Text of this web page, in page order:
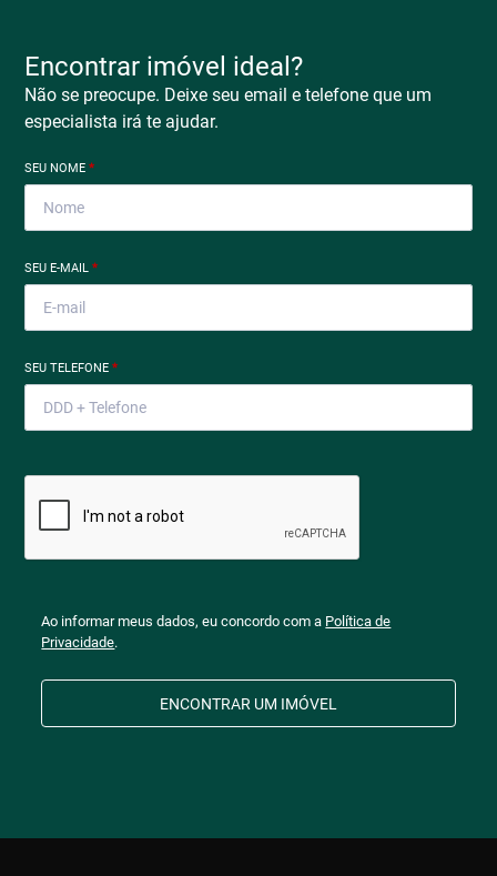
Encontrar imóvel ideal?
Não se preocupe. Deixe seu email e telefone que um
especialista irá te ajudar.
SEU NOME*
SEU E-MAIL*
SEU TELEFONE*
Ao informar meus dados, eu concordo com a Política de
Privacidade.
ENCONTRAR UM IMÓVEL